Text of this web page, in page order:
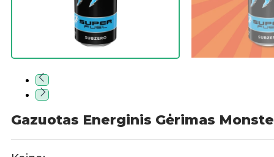
Gazuotas Energinis Gėrimas